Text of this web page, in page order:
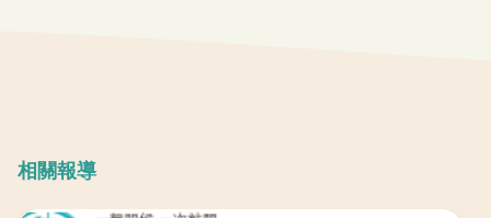
相關報導